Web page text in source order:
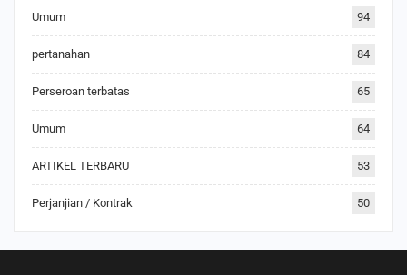
Umum 94
pertanahan 84
Perseroan terbatas 65
Umum 64
ARTIKEL TERBARU 53
Perjanjian / Kontrak 50